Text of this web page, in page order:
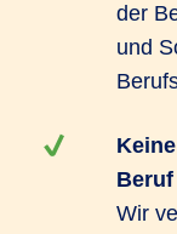
der
und
Beruf
Wir